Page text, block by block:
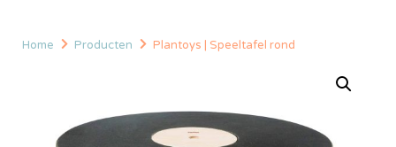
Home Producten Plantoys | Speeltafel rond